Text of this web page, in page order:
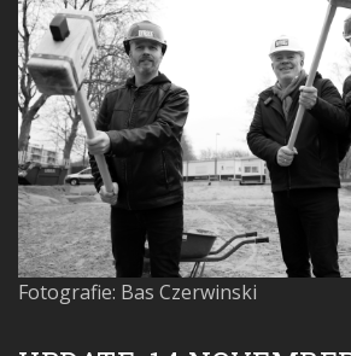
Fotografie: Bas Czerwinski